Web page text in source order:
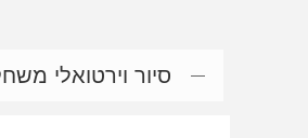
סיור וירטואלי